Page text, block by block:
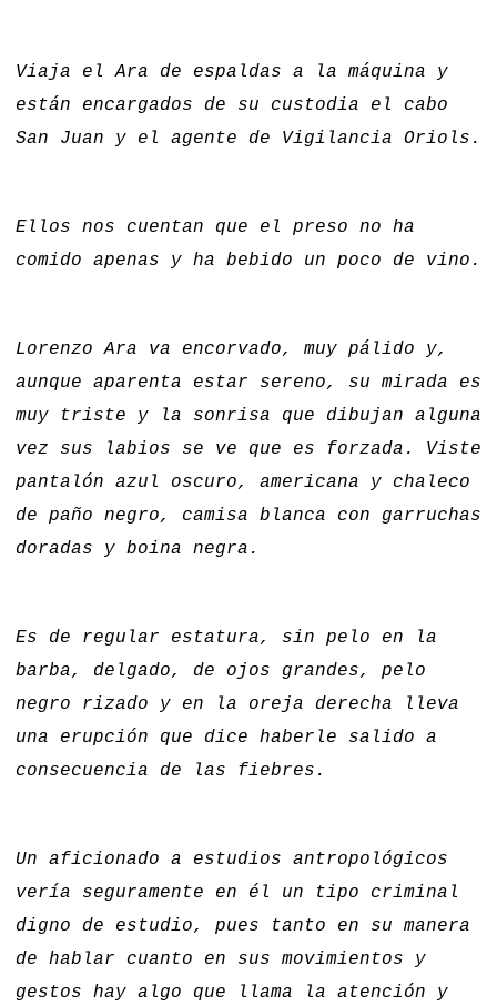
Viaja el Ara de espaldas a la máquina y
están encargados de su custodia el cabo
San Juan y el agente de Vigilancia Oriols.
Ellos nos cuentan que el preso no ha
comido apenas y ha bebido un poco de vino.
Lorenzo Ara va encorvado, muy pálido y,
aunque aparenta estar sereno, su mirada es
muy triste y la sonrisa que dibujan alguna
vez sus labios se ve que es forzada. Viste
pantalón azul oscuro, americana y chaleco
de paño negro, camisa blanca con garruchas
doradas y boina negra.
Es de regular estatura, sin pelo en la
barba, delgado, de ojos grandes, pelo
negro rizado y en la oreja derecha lleva
una erupción que dice haberle salido a
consecuencia de las fiebres.
Un aficionado a estudios antropológicos
vería seguramente en él un tipo criminal
digno de estudio, pues tanto en su manera
de hablar cuanto en sus movimientos y
gestos hay algo que llama la atención y